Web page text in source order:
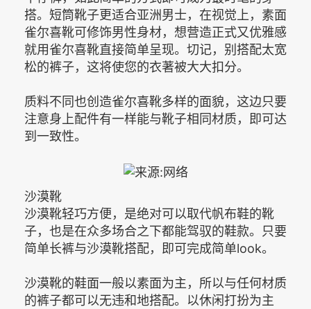
搭。短筒靴子更适合亚洲男士，在视觉上，素面
雀尔喜靴可修饰男性身材，想营造正式又优雅感
就用雀尔喜靴直接简单呈现。切记，别搭配太宽
松的裤子，这将使您的衣著被大大扣分。
质料不同也创造雀尔喜靴多样的面貌，这边只要
注意身上配件有一样能与靴子相同材质，即可达
到一致性。
沙漠靴
沙漠靴轻巧方便，是绝对可以取代帆布鞋的靴
子，也是在众多场合之下都能驾驭的鞋款。只要
简单长裤与沙漠靴搭配，即可完成简单look。
沙漠靴的鞋面一般以素面为主，所以与任何材质
的裤子都可以无违和地搭配。以休闲打扮为主